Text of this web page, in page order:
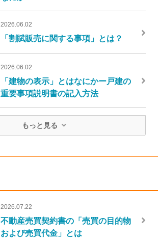
2026.06.02
「割賦販売に関する事項」とは？
2026.06.02
「建物の表示」とはなにかー戸建の
重要事項説明書の記入方法
もっと見る
2026.07.22
不動産売買契約書の「売買の目的物
および売買代金」とは